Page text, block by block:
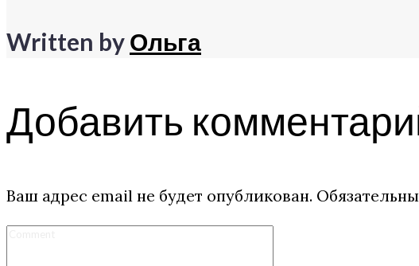
Written byОльга
Добавить
Ваш адрес email не будет опубликован.